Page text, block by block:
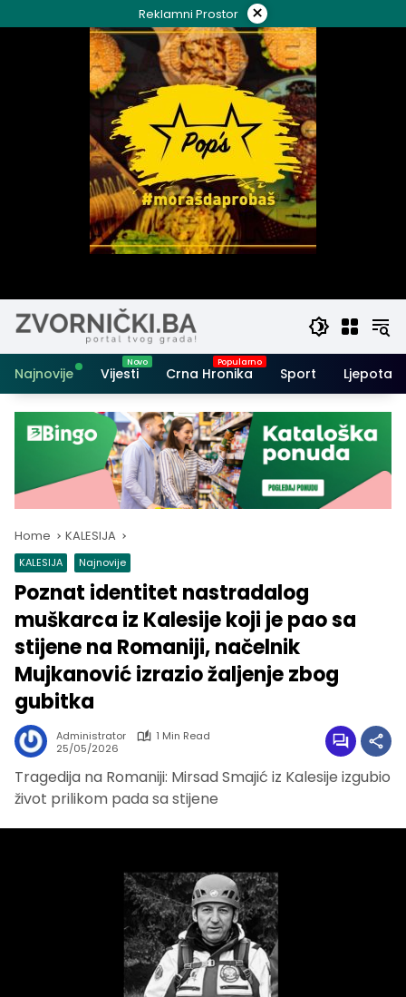
to
Reklamni Prostor ×
Najnovije Vijesti Crna Hronika Sport Ljepota i
Home KALESIJA
KALESIJA Najnovije
Poznat identitet nastradalog
muškarca iz Kalesije koji je pao sa
stijene na Romaniji, načelnik
Mujkanović izrazio žaljenje zbog
gubitka
Administrator
1 Min Read
25/05/2026
Tragedija na Romaniji: Mirsad Smajić iz Kalesije izgubio
život prilikom pada sa stijene